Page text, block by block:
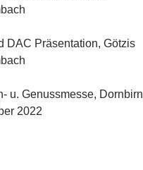
DAC Präsentation, Götzis
u. Genussmesse, Dornbirn
2022